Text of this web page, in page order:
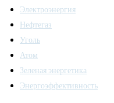
Электроэнергия
Нефтегаз
Уголь
Атом
Зеленая энергетика
Энергоэффективность